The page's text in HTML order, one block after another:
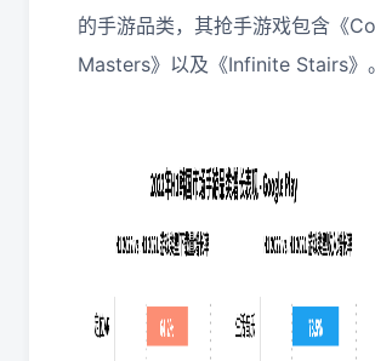
的手游品类，其抢手游戏包含《
Masters》以及《Infinite Stairs》。